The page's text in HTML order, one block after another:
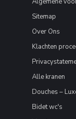
Sitemap
Over Ons
Klachten
Alle kranen
Douches –
Bidet wc's